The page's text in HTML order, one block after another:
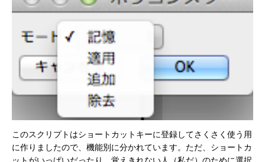
このスクリプトはショートカットキーに登録してさくさく使う用
に作りましたので、機能別に分かれています。ただ、ショートカ
ットがいっぱいだったり、覚えきれない人（私だ）のために選択